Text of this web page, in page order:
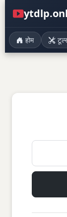
होम